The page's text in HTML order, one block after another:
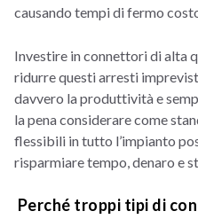
causando tempi di fermo
Investire in connettori di alta
ridurre questi arresti
davvero la produttività e
la pena considerare come
flessibili in tutto l’impianto
risparmiare tempo, denaro e
Perché troppi tipi di